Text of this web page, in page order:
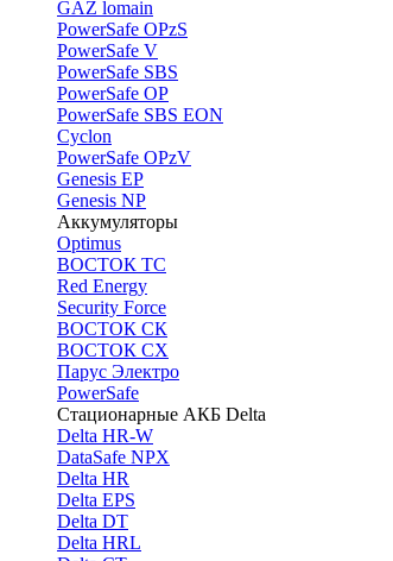
GAZ lomain
PowerSafe OPzS
PowerSafe V
PоwerSafe SBS
PowerSafe OP
PоwerSafe SBS EON
Cyclon
PowerSafe OPzV
Genesis EP
Genesis NP
Аккумуляторы
Optimus
ВОСТОК ТС
Red Energy
Security Force
ВОСТОК СК
ВОСТОК СХ
Парус Электро
PowerSafe
Стационарные АКБ Delta
Delta HR-W
DataSafe NPX
Delta HR
Delta EPS
Delta DT
Delta HRL